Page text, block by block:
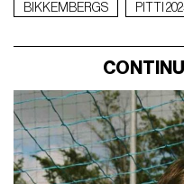
BIKKEMBERGS PITTI